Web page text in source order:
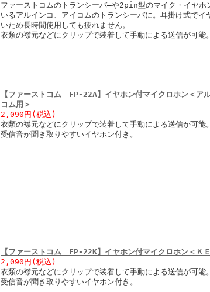
ファーストコムのトランシーバ―や2pin型のマイク・イヤホ
いるアルインコ、アイコムのトランシーバに。耳掛け式でイ
いため長時間使用しても疲れません。
衣類の襟元などにクリップで装着して手動による送信が可能。
【ファーストコム FP-22A】イヤホン付マイクロホン＜ア
コム用＞
2,090円 (税込)
衣類の襟元などにクリップで装着して手動による送信が可能。
受信音が聞き取りやすいイヤホン付き。
【ファーストコム FP-22K】イヤホン付マイクロホン＜Ｋ
2,090円 (税込)
衣類の襟元などにクリップで装着して手動による送信が可能。
受信音が聞き取りやすいイヤホン付き。